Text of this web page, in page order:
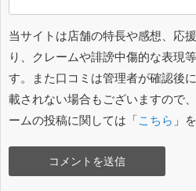
当サイトは店舗の特長や感想、応
り、クレームや誹謗中傷的な表現
す。また口コミは管理者が確認後
載されない場合もございますので
ームの投稿に関しては「こちら 」